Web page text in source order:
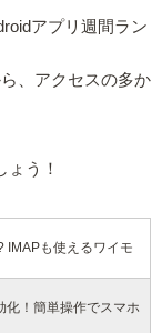
アプリ週間ラン
、アクセスの多か
う！
IMAPも使えるワイモ
化！簡単操作でスマホ